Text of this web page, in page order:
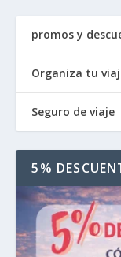
promos y
Organiza tu
Seguro de viaje
5%